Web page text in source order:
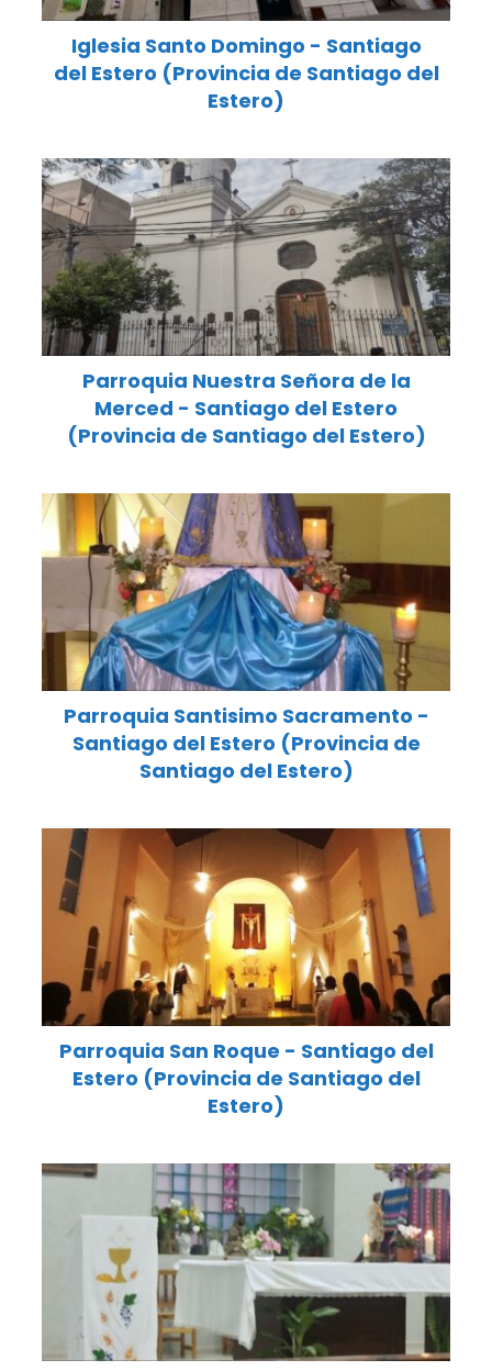
Iglesia Santo Domingo - Santiago
del Estero (Provincia de Santiago del
Estero)
Parroquia Nuestra Señora de la
Merced - Santiago del Estero
(Provincia de Santiago del Estero)
Parroquia Santisimo Sacramento -
Santiago del Estero (Provincia de
Santiago del Estero)
Parroquia San Roque - Santiago del
Estero (Provincia de Santiago del
Estero)